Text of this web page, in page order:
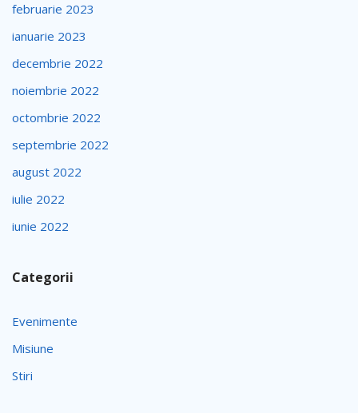
februarie 2023
ianuarie 2023
decembrie 2022
noiembrie 2022
octombrie 2022
septembrie 2022
august 2022
iulie 2022
iunie 2022
Categorii
Evenimente
Misiune
Stiri